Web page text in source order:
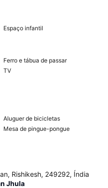
Espaço infantil
Ferro e tábua de passar
TV
Aluguer de bicicletas
Mesa de pingue-pongue
Rishikesh, 249292, Índia
Jhula